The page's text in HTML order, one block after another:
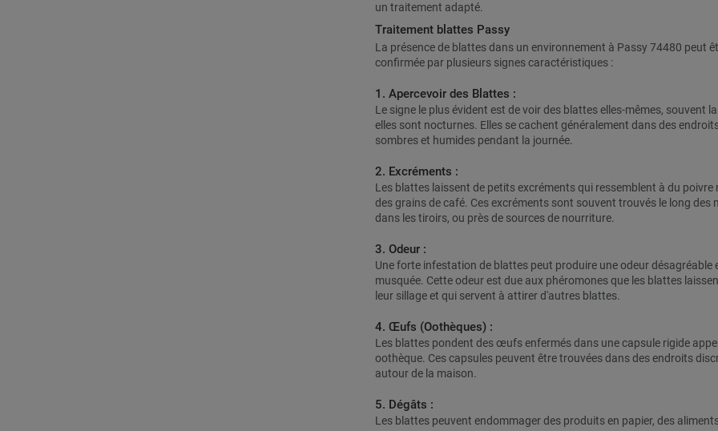
un traitement adapté.
Traitement blattes Passy
La présence de blattes dans un environnement à Passy 74480 peut
confirmée par plusieurs signes caractéristiques :
1. Apercevoir des Blattes :
Le signe le plus évident est de voir des blattes elles-mêmes, souvent
elles sont nocturnes. Elles se cachent généralement dans des
sombres et humides pendant la journée.
2. Excréments :
Les blattes laissent de petits excréments qui ressemblent à du poivre
des grains de café. Ces excréments sont souvent trouvés le long des
dans les tiroirs, ou près de sources de nourriture.
3. Odeur :
Une forte infestation de blattes peut produire une odeur désagréable
musquée. Cette odeur est due aux phéromones que les blattes
leur sillage et qui servent à attirer d'autres blattes.
4. Œufs (Oothèques) :
Les blattes pondent des œufs enfermés dans une capsule rigide
oothèque. Ces capsules peuvent être trouvées dans des endroits
autour de la maison.
5. Dégâts :
Les blattes peuvent endommager des produits en papier, des